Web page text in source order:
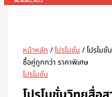
หน้าหลัก/โปรโมชั่น/ โปรโมชั่
ซื้อคู่ถูกกว่า ราคาพิเศษ
โปรโมชั่น